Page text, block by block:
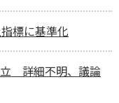
標に基準化
詳細不明、議論